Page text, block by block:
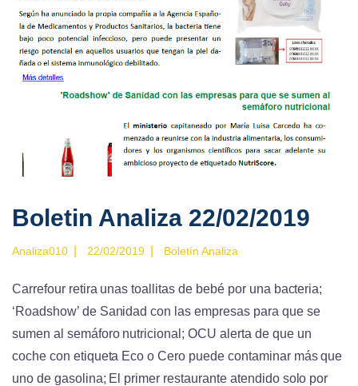
Boletin Analiza 22/02/2019
Analiza010 22/02/2019 Boletín Analiza
Carrefour retira unas toallitas de bebé por una bacteria;
‘Roadshow’ de Sanidad con las empresas para que se
sumen al semáforo nutricional; OCU alerta de que un
coche con etiqueta Eco o Cero puede contaminar más que
uno de gasolina; El primer restaurante atendido solo por